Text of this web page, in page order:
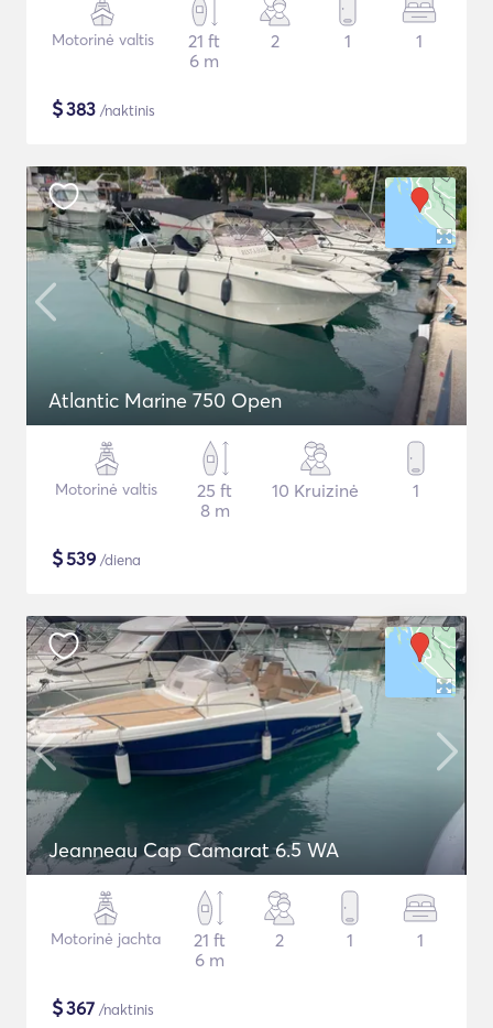
Motorinė valtis
21 ft
6 m
2 1 1
$383 /naktinis
Atlantic Marine 750 Open
Motorinė valtis
25 ft
8 m
10 Kruizinė 1
$539 /diena
Jeanneau Cap Camarat 6.5 WA
Motorinė jachta
21 ft
6 m
2 1 1
$367 /naktinis